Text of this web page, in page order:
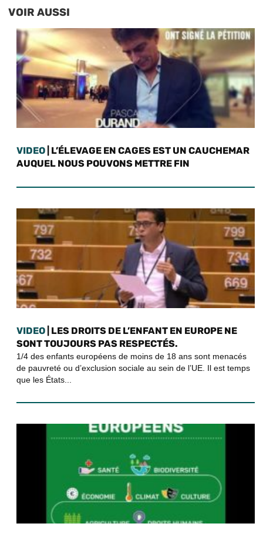
VOIR AUSSI
VIDEO | L’ÉLEVAGE EN CAGES EST UN CAUCHEMAR
AUQUEL NOUS POUVONS METTRE FIN
VIDEO | LES DROITS DE L’ENFANT EN EUROPE NE
SONT TOUJOURS PAS RESPECTÉS.
1/4 des enfants européens de moins de 18 ans sont menacés
de pauvreté ou d’exclusion sociale au sein de l’UE. Il est temps
que les États...